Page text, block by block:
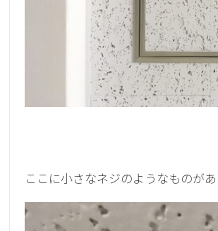
ここに小さなネジのようなものが